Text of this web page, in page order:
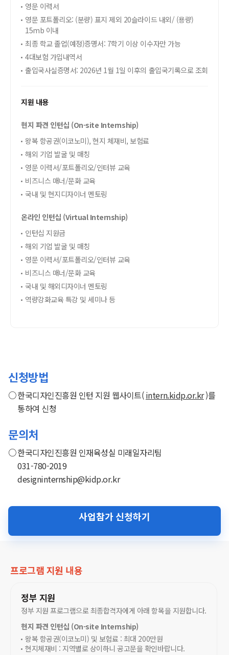
영문 이력서
영문 포트폴리오: (분량) 표지 제외 20슬라이드 내외/ (용량)
15mb 이내
최종 학교 졸업(예정)증명서: 7학기 이상 이수자만 가능
4대보험 가입내역서
출입국사실증명서: 2026년 1월 1일 이후의 출입국기록으로 조회
지원 내용
현지 파견 인턴십 (On-site Internship)
왕복 항공권(이코노미), 현지 체재비, 보험료
해외 기업 발굴 및 매칭
영문 이력서/포트폴리오/인터뷰 교육
비즈니스 매너/문화 교육
국내 및 현지디자이너 멘토링
온라인 인턴십 (Virtual Internship)
인턴십 지원금
해외 기업 발굴 및 매칭
영문 이력서/포트폴리오/인터뷰 교육
비즈니스 매너/문화 교육
국내 및 해외디자이너 멘토링
역량강화교육 특강 및 세미나 등
신청방법
한국디자인진흥원 인턴 지원 웹사이트(intern.kidp.or.kr)를
통하여 신청
문의처
한국디자인진흥원 인재육성실 미래일자리팀
031-780-2019
designinternship@kidp.or.kr
사업참가 신청하기
프로그램 지원 내용
정부 지원
정부 지원 프로그램으로 최종합격자에게 아래 항목을 지원합니다.
현지 파견 인턴십 (On-site Internship)
왕복 항공권(이코노미) 및 보험료 : 최대 200만원
현지체재비 : 지역별로 상이하니 공고문을 확인바랍니다.